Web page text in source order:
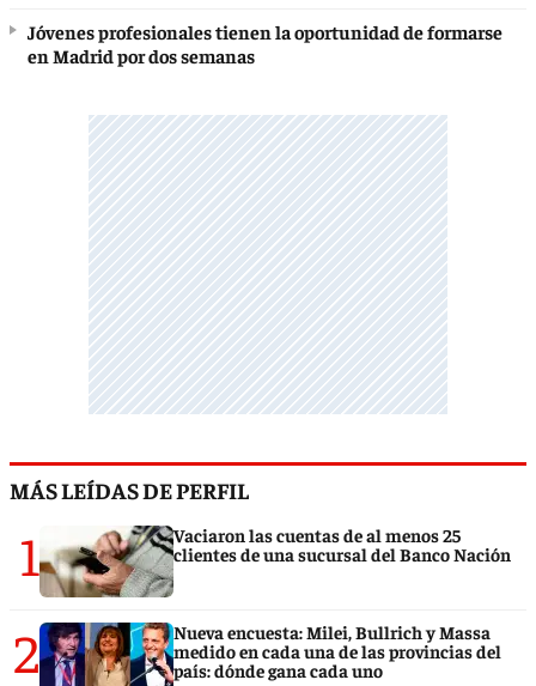
Jóvenes profesionales tienen la oportunidad de formarse
en Madrid por dos semanas
MÁS LEÍDAS DE PERFIL
1
Vaciaron las cuentas de al menos 25
clientes de una sucursal del Banco Nación
2
Nueva encuesta: Milei, Bullrich y Massa
medido en cada una de las provincias del
país: dónde gana cada uno